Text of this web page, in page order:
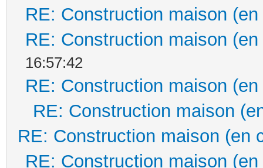
RE: Construction maison
RE: Construction maison
16:57:42
RE: Construction maison
RE: Construction maison
RE: Construction maison (en
RE: Construction maison